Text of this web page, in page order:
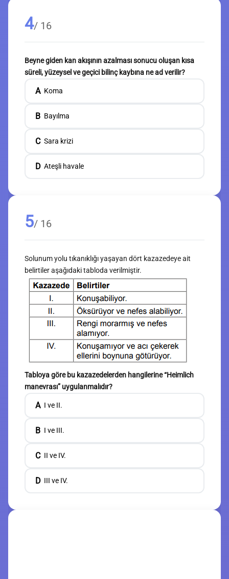
4/ 16
Beyne giden kan akışının azalması sonucu oluşan kısa
süreli, yüzeysel ve geçici bilinç kaybına ne ad verilir?
A Koma
B Bayılma
C Sara krizi
D Ateşli havale
5/ 16
Solunum yolu tıkanıklığı yaşayan dört kazazedeye ait
belirtiler aşağıdaki tabloda verilmiştir.
Tabloya göre bu kazazedelerden hangilerine “Heimlich
manevrası” uygulanmalıdır?
A I ve II.
B I ve III.
C II ve IV.
D III ve IV.